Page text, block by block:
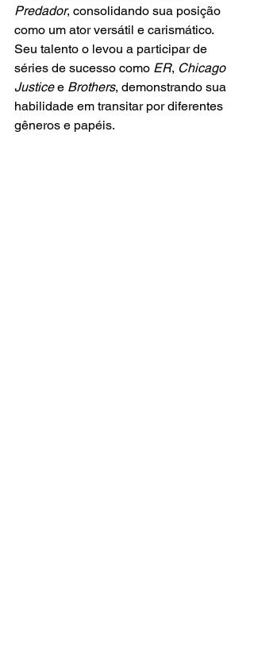
Predador, consolidando sua posição
como um ator versátil e carismático.
Seu talento o levou a participar de
séries de sucesso como ER, Chicago
Justice e Brothers, demonstrando sua
habilidade em transitar por diferentes
gêneros e papéis.